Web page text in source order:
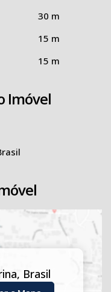
30 m
15 m
15 m
Imóvel
, Brasil